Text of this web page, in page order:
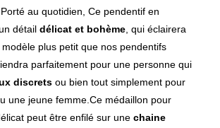
au quotidien, Ce pendentif en
détail délicat et bohème , qui éclairera
plus petit que nos pendentifs
parfaitement pour une personne qui
discrets ou bien tout simplement pour
une jeune femme.Ce médaillon pour
peut être enfilé sur une chaine